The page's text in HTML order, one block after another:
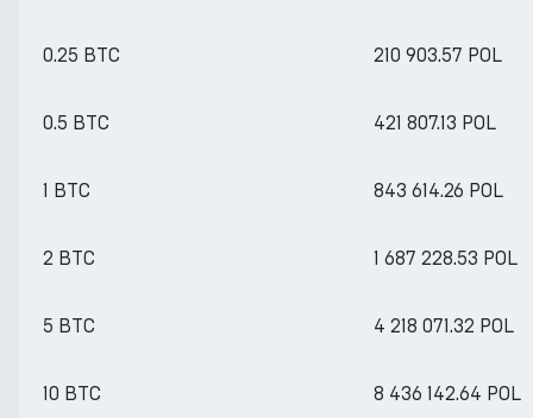
0.25 BTC 210 903.57 POL
0.5 BTC 421 807.13 POL
1 BTC 843 614.26 POL
2 BTC 1 687 228.53 POL
5 BTC 4 218 071.32 POL
10 BTC 8 436 142.64 POL